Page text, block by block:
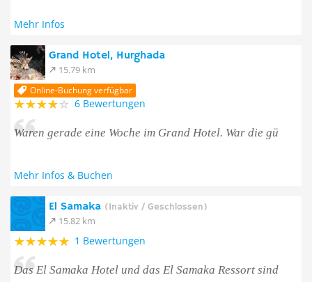
Mehr Infos
Grand Hotel, Hurghada
15.79 km
Online-Buchung verfügbar
6 Bewertungen
Waren gerade eine Woche im Grand Hotel. War die gü
Mehr Infos & Buchen
El Samaka (Inaktiv / Geschlossen)
15.82 km
1 Bewertungen
Das El Samaka Hotel und das El Samaka Ressort sind